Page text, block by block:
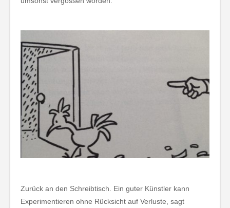
Zurück an den Schreibtisch. Ein guter Künstler kann
Experimentieren ohne Rücksicht auf Verluste, sagt